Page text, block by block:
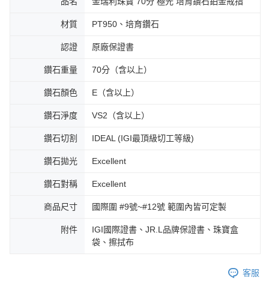
材質 PT950、培育鑽石
認證 原廠保證書
鑽石重量 70分（含以上）
鑽石顏色 E（含以上）
鑽石淨度 VS2（含以上）
鑽石切割 IDEAL (IGI最頂級切工等級)
鑽石拋光 Excellent
鑽石對稱 Excellent
商品尺寸 國際圍 #9號~#12號 範圍內皆可定製
附件
IGI國際證書、JR.L品牌保證書、珠寶盒
袋、擦拭布
客服